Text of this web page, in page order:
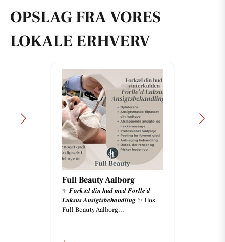
OPSLAG FRA VORES
LOKALE ERHVERV
Full Beauty Aalborg
✨ 𝑭𝒐𝒓𝒌æ𝒍 𝒅𝒊𝒏 𝒉𝒖𝒅 𝒎𝒆𝒅 𝑭𝒐𝒓𝒍𝒍𝒆’𝒅
𝑳𝒖𝒌𝒔𝒖𝒔 𝑨𝒏𝒔𝒊𝒈𝒕𝒔𝒃𝒆𝒉𝒂𝒏𝒅𝒍𝒊𝒏𝒈 ✨ Hos
Full Beauty Aalborg...